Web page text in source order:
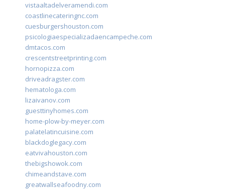
vistaaltadelveramendi.com
coastlinecateringnc.com
cuesburgershouston.com
psicologiaespecializadaencampeche.com
dmtacos.com
crescentstreetprinting.com
hornopizza.com
driveadragster.com
hematologa.com
lizaivanov.com
guesttinyhomes.com
home-plow-by-meyer.com
palatelatincuisine.com
blackdoglegacy.com
eatvivahouston.com
thebigshowok.com
chimeandstave.com
greatwallseafoodny.com